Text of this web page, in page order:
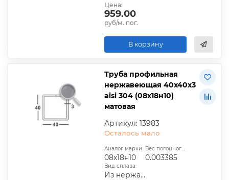
Цена:
959.00
руб/м. пог.
В корзину
Труба профильная
нержавеющая 40х40х3
aisi 304 (08х18н10)
матовая
Артикул: 13983
Осталось мало
Аналог марки стали:
08х18н10
Вес погонного метра, т.:
0.003385
Вид сплава:
Из нержавеющей стали